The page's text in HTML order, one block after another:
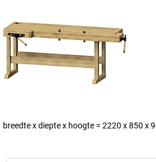
breedte x diepte x hoogte = 2220 x 850 x